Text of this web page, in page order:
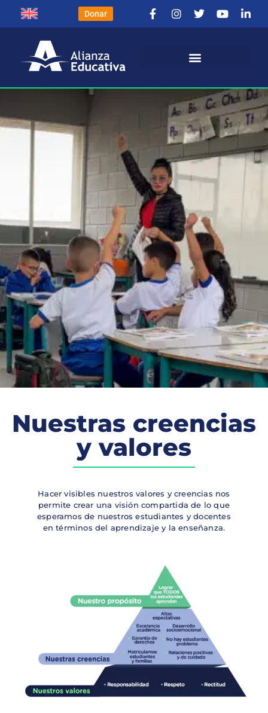
Donar
Nuestras creencias
y valores
Hacer visibles nuestros valores y creencias nos
permite crear una visión compartida de lo que
esperamos de nuestros estudiantes y docentes
en términos del aprendizaje y la enseñanza.